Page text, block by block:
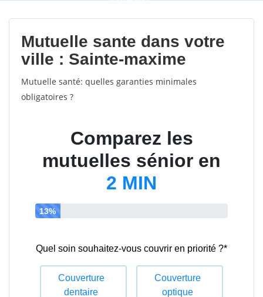
votes
Mutuelle sante dans votre
ville : Sainte-maxime
Mutuelle santé: quelles garanties minimales
obligatoires ?